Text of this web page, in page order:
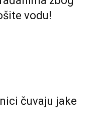
vodu!
čuvaju jake